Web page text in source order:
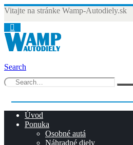
Vitajte na stránke Wamp-Autodiely.sk
Search
Úvod
Ponuka
Osobné autá
Náhradné diely